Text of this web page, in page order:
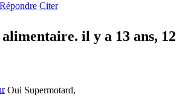
Répondre Citer
il y a 13 ans, 12
Oui Supermotard,